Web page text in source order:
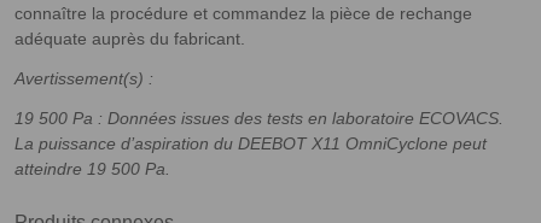
connaître la procédure et commandez la pièce de rechange
adéquate auprès du fabricant.
Avertissement(s) :
19 500 Pa : Données issues des tests en laboratoire ECOVACS.
La puissance d’aspiration du DEEBOT X11 OmniCyclone peut
atteindre 19 500 Pa.